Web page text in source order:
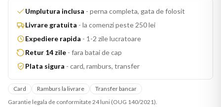
Umplutura inclusa - perna completa, gata de folosit
Livrare gratuita - la comenzi peste 250 lei
Expediere rapida - 1-2 zile lucratoare
Retur 14 zile - fara batai de cap
Plata sigura - card, ramburs, transfer
Card Ramburs la livrare
Transfer bancar
Garantie legala de conformitate 24 luni (OUG 140/2021).